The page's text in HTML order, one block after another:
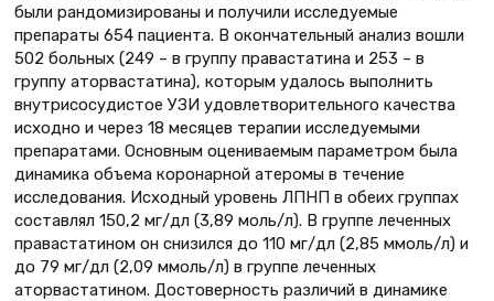
были рандомизированы и получили исследуемые
препараты 654 пациента. В окончательный анализ вошли
502 больных (249 – в группу правастатина и 253 – в
группу аторвастатина), которым удалось выполнить
внутрисосудистое УЗИ удовлетворительного качества
исходно и через 18 месяцев терапии исследуемыми
препаратами. Основным оцениваемым параметром была
динамика объема коронарной атеромы в течение
исследования. Исходный уровень ЛПНП в обеих группах
составлял 150,2 мг/дл (3,89 моль/л). В группе леченных
правастатином он снизился до 110 мг/дл (2,85 ммоль/л) и
до 79 мг/дл (2,09 ммоль/л) в группе леченных
аторвастатином. Достоверность различий в динамике